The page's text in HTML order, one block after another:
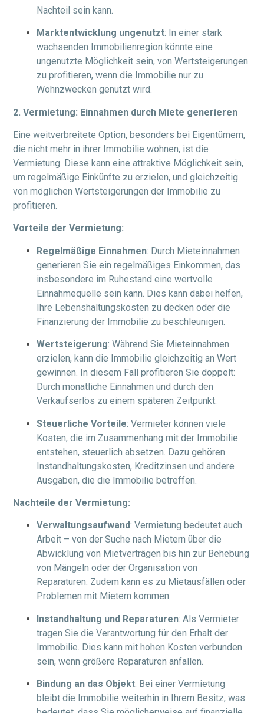
Nachteil sein kann.
Marktentwicklung ungenutzt: In einer stark
wachsenden Immobilienregion könnte eine
ungenutzte Möglichkeit sein, von Wertsteigerungen
zu profitieren, wenn die Immobilie nur zu
Wohnzwecken genutzt wird.
2. Vermietung: Einnahmen durch Miete generieren
Eine weitverbreitete Option, besonders bei Eigentümern,
die nicht mehr in ihrer Immobilie wohnen, ist die
Vermietung. Diese kann eine attraktive Möglichkeit sein,
um regelmäßige Einkünfte zu erzielen, und gleichzeitig
von möglichen Wertsteigerungen der Immobilie zu
profitieren.
Vorteile der Vermietung:
Regelmäßige Einnahmen: Durch Mieteinnahmen
generieren Sie ein regelmäßiges Einkommen, das
insbesondere im Ruhestand eine wertvolle
Einnahmequelle sein kann. Dies kann dabei helfen,
Ihre Lebenshaltungskosten zu decken oder die
Finanzierung der Immobilie zu beschleunigen.
Wertsteigerung: Während Sie Mieteinnahmen
erzielen, kann die Immobilie gleichzeitig an Wert
gewinnen. In diesem Fall profitieren Sie doppelt:
Durch monatliche Einnahmen und durch den
Verkaufserlös zu einem späteren Zeitpunkt.
Steuerliche Vorteile: Vermieter können viele
Kosten, die im Zusammenhang mit der Immobilie
entstehen, steuerlich absetzen. Dazu gehören
Instandhaltungskosten, Kreditzinsen und andere
Ausgaben, die die Immobilie betreffen.
Nachteile der Vermietung:
Verwaltungsaufwand: Vermietung bedeutet auch
Arbeit – von der Suche nach Mietern über die
Abwicklung von Mietverträgen bis hin zur Behebung
von Mängeln oder der Organisation von
Reparaturen. Zudem kann es zu Mietausfällen oder
Problemen mit Mietern kommen.
Instandhaltung und Reparaturen: Als Vermieter
tragen Sie die Verantwortung für den Erhalt der
Immobilie. Dies kann mit hohen Kosten verbunden
sein, wenn größere Reparaturen anfallen.
Bindung an das Objekt: Bei einer Vermietung
bleibt die Immobilie weiterhin in Ihrem Besitz, was